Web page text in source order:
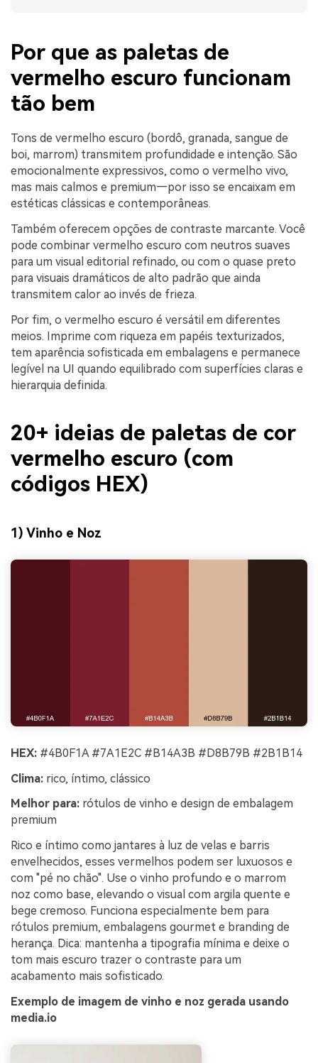
Por que as paletas de
vermelho escuro funcionam
tão bem
Tons de vermelho escuro (bordô, granada, sangue de
boi, marrom) transmitem profundidade e intenção. São
emocionalmente expressivos, como o vermelho vivo,
mas mais calmos e premium—por isso se encaixam em
estéticas clássicas e contemporâneas.
Também oferecem opções de contraste marcante. Você
pode combinar vermelho escuro com neutros suaves
para um visual editorial refinado, ou com o quase preto
para visuais dramáticos de alto padrão que ainda
transmitem calor ao invés de frieza.
Por fim, o vermelho escuro é versátil em diferentes
meios. Imprime com riqueza em papéis texturizados,
tem aparência sofisticada em embalagens e permanece
legível na UI quando equilibrado com superfícies claras e
hierarquia definida.
20+ ideias de paletas de cor
vermelho escuro (com
códigos HEX)
1) Vinho e Noz
HEX: #4B0F1A #7A1E2C #B14A3B #D8B79B #2B1B14
Clima: rico, íntimo, clássico
Melhor para: rótulos de vinho e design de embalagem
premium
Rico e íntimo como jantares à luz de velas e barris
envelhecidos, esses vermelhos podem ser luxuosos e
com "pé no chão". Use o vinho profundo e o marrom
noz como base, elevando o visual com argila quente e
bege cremoso. Funciona especialmente bem para
rótulos premium, embalagens gourmet e branding de
herança. Dica: mantenha a tipografia mínima e deixe o
tom mais escuro trazer o contraste para um
acabamento mais sofisticado.
Exemplo de imagem de vinho e noz gerada usando
media.io